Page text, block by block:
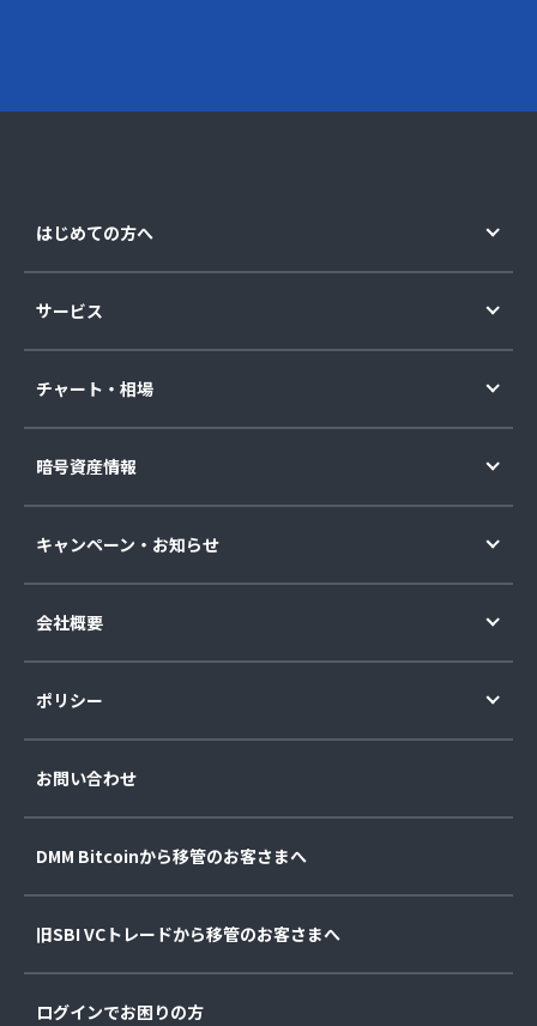
はじめての方へ
サービス
チャート・相場
暗号資産情報
キャンペーン・お知らせ
会社概要
ポリシー
お問い合わせ
DMM Bitcoinから移管のお客さまへ
旧SBI VCトレードから移管のお客さまへ
ログインでお困りの方